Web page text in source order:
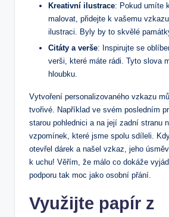
Kreativní ilustrace: Pokud umíte
malovat, přidejte k vašemu
ilustraci. Byly by to skvělé
Citáty a verše: Inspirujte se
verši, které máte rádi. Tyto slova
hloubku.
Vytvoření personalizovaného vzkazu
tvořivé. Například ve svém posledním
starou pohlednici a na její zadní stranu
vzpomínek, které jsme spolu sdíleli.
otevřel dárek a našel vzkaz, jeho
k uchu! Věřím, že málo co dokáže
podporu tak moc jako osobní přání.
Využijte papír z